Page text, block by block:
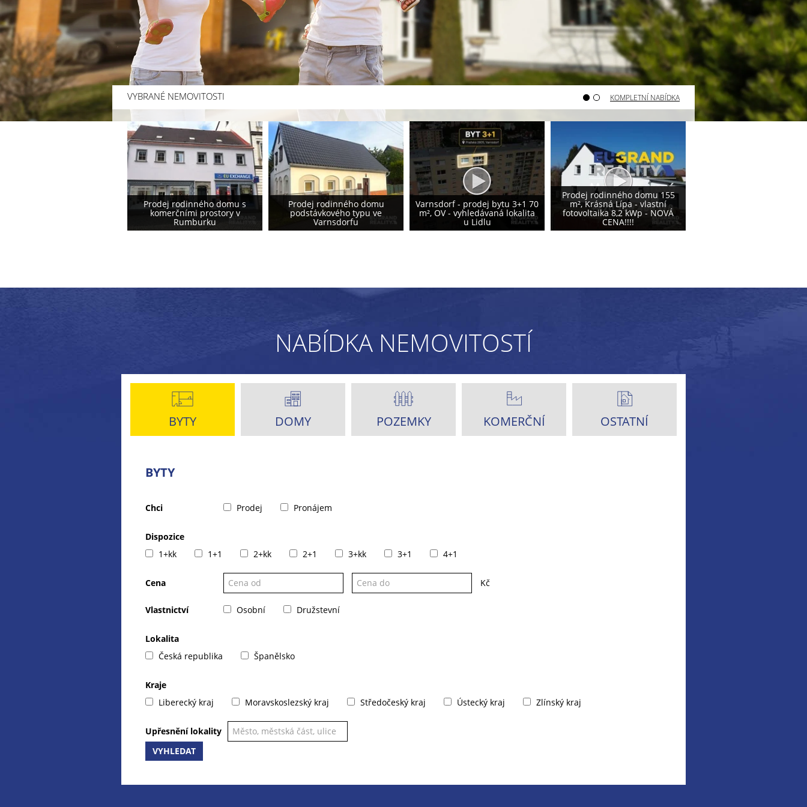
VYBRANÉ NEMOVITOSTI KOMPLETNÍ NABÍDKA
Prodej rodinného domu
podstávkového typu ve
Varnsdorfu
Varnsdorf - prodej bytu 3+1 70
m², OV - vyhledávaná lokalita
u Lidlu
Prodej rodinného domu 155
m², Krásná Lípa - vlastní
fotovoltaika 8,2 kWp - NOVÁ
CENA!!!!
Varnsdorf - prodej pozemku
800 m²
NABÍDKA NEMOVITOSTÍ
BYTY DOMY POZEMKY KOMERČNÍ OSTATNÍ
BYTY
Chci Prodej Pronájem
Dispozice
1+kk
1+1 2+kk 2+1 3+kk 3+1 4+1
Cena Kč
Vlastnictví Osobní Družstevní
Lokalita
Česká republika
Španělsko
Kraje
Liberecký kraj
Moravskoslezský kraj Středočeský kraj Ústecký kraj Zlínský kraj
Upřesnění lokality
VYHLEDAT